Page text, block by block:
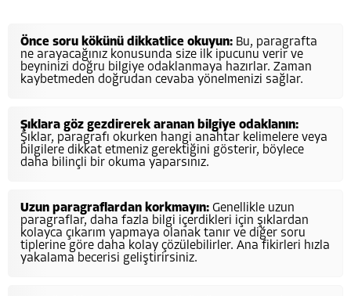
Önce soru kökünü dikkatlice okuyun: Bu, paragrafta
ne arayacağınız konusunda size ilk ipucunu verir ve
beyninizi doğru bilgiye odaklanmaya hazırlar. Zaman
kaybetmeden doğrudan cevaba yönelmenizi sağlar.
Şıklara göz gezdirerek aranan bilgiye odaklanın:
Şıklar, paragrafı okurken hangi anahtar kelimelere veya
bilgilere dikkat etmeniz gerektiğini gösterir, böylece
daha bilinçli bir okuma yaparsınız.
Uzun paragraflardan korkmayın: Genellikle uzun
paragraflar, daha fazla bilgi içerdikleri için şıklardan
kolayca çıkarım yapmaya olanak tanır ve diğer soru
tiplerine göre daha kolay çözülebilirler. Ana fikirleri hızla
yakalama becerisi geliştirirsiniz.